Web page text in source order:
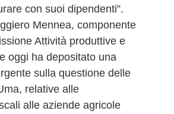
con suoi dipendenti”.
Mennea, componente
Attività produttive e
oggi ha depositato una
sulla questione delle
relative alle
alle aziende agricole